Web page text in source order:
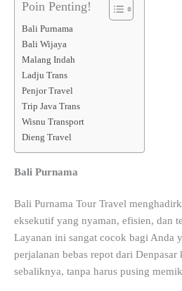
Poin Penting!
Bali Purnama
Bali Wijaya
Malang Indah
Ladju Trans
Penjor Travel
Trip Java Trans
Wisnu Transport
Dieng Travel
Bali Purnama
Bali Purnama Tour Travel
eksekutif yang nyaman, efisien, dan
Layanan ini sangat cocok bagi Anda
perjalanan bebas repot dari
sebaliknya, tanpa harus pusing